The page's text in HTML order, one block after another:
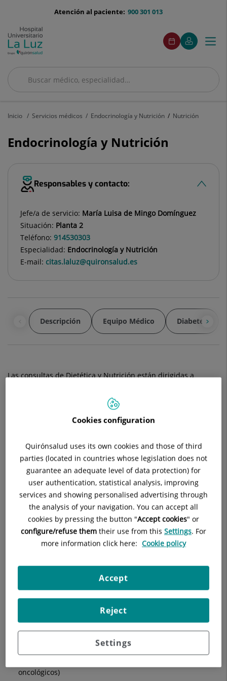
menu-
900 301 013
Atención al paciente:
Buscar
Buscar
menu
acceso
Pedir
cita
Este
enlace
se
una
Mi
Quirónsalud
Este
enlace
se
una
ventana
Menú
Inicio Servicios médicos Endocrinología y Nutrición Nutrición
Endocrinología y Nutrición
Responsables y contacto:
Jefe/a de servicio: María Luisa de Mingo Domínguez
Situación: Planta 2
Teléfono: 914530303
Especialidad: Endocrinología y Nutrición
E-mail: citas.laluz@quironsalud.es
Descripción Equipo Médico Diabetes
Las consultas de Dietética y Nutrición están dirigidas a
o no un peso inadecuado o una enfermedad.
El aprendizaje de hábitos sanos y una nutrición saludable y
prevenir múltiples enfermedades.
Además, la identificación de falsos mitos de alimentación y de
las insanas y, a veces peligrosas, "dietas milagro" es otro de
los objetivos de nuestras dietistas.
Nuestro equipo de dietistas-nutricionistas realizan planes de
alimentación personales y adaptados a las necesidades de
cada paciente como, por ejemplo:
Vegetarianos o veganos
oncológicos)
Cookies configuration
Quirónsalud uses its own cookies and those of third
parties (located in countries whose legislation does not
guarantee an adequate level of data protection) for
user authentication, statistical analysis, improving
services and showing personalised advertising through
the analysis of your navigation. You can accept all
cookies by pressing the button "Accept cookies" or
configure/refuse them their use from this Settings. For
more information click here: Cookie policy
Settings
Reject
Accept